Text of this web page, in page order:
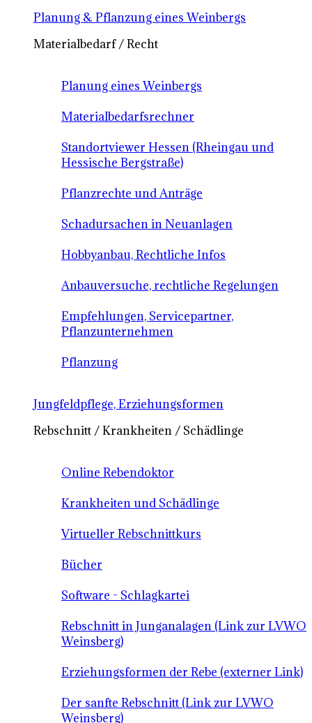
Planung & Pflanzung eines Weinbergs
Materialbedarf / Recht
Planung eines Weinbergs
Materialbedarfsrechner
Standortviewer Hessen (Rheingau und
Hessische Bergstraße)
Pflanzrechte und Anträge
Schadursachen in Neuanlagen
Hobbyanbau, Rechtliche Infos
Anbauversuche, rechtliche Regelungen
Empfehlungen, Servicepartner,
Pflanzunternehmen
Pflanzung
Jungfeldpflege, Erziehungsformen
Rebschnitt / Krankheiten / Schädlinge
Online Rebendoktor
Krankheiten und Schädlinge
Virtueller Rebschnittkurs
Bücher
Software - Schlagkartei
Rebschnitt in Junganalagen (Link zur LVWO
Weinsberg)
Erziehungsformen der Rebe (externer Link)
Der sanfte Rebschnitt (Link zur LVWO
Weinsberg)